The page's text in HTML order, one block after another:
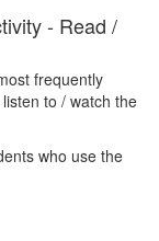
- Read /
frequently
to / watch the
who use the